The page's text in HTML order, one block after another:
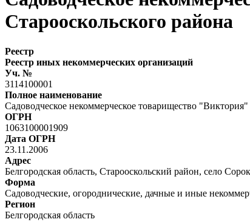
Старооскольского района
Реестр
Реестр иных некоммерческих организаций
Уч. №
3114100001
Полное наименование
Садоводческое некоммерческое товарищество
ОГРН
1063100001909
Дата ОГРН
23.11.2006
Адрес
Белгородская область, Старооскольский район, село
Форма
Садоводческие, огороднические, дачные и иные
Регион
Белгородская область